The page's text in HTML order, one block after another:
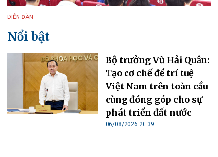
DIỄN ĐÀN
Nổi bật
Bộ trưởng Vũ Hải Quân:
Tạo cơ chế để trí tuệ
Việt Nam trên toàn cầu
cùng đóng góp cho sự
phát triển đất nước
06/08/2026 20:39